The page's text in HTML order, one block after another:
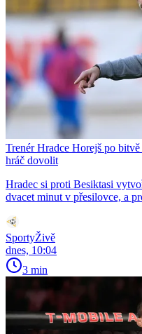
Trenér Hradce Horejš po
hráč dovolit
Hradec si proti Besiktasi
dvacet minut v přesilovce, a
SportyŽivě
dnes, 10:04
3 min